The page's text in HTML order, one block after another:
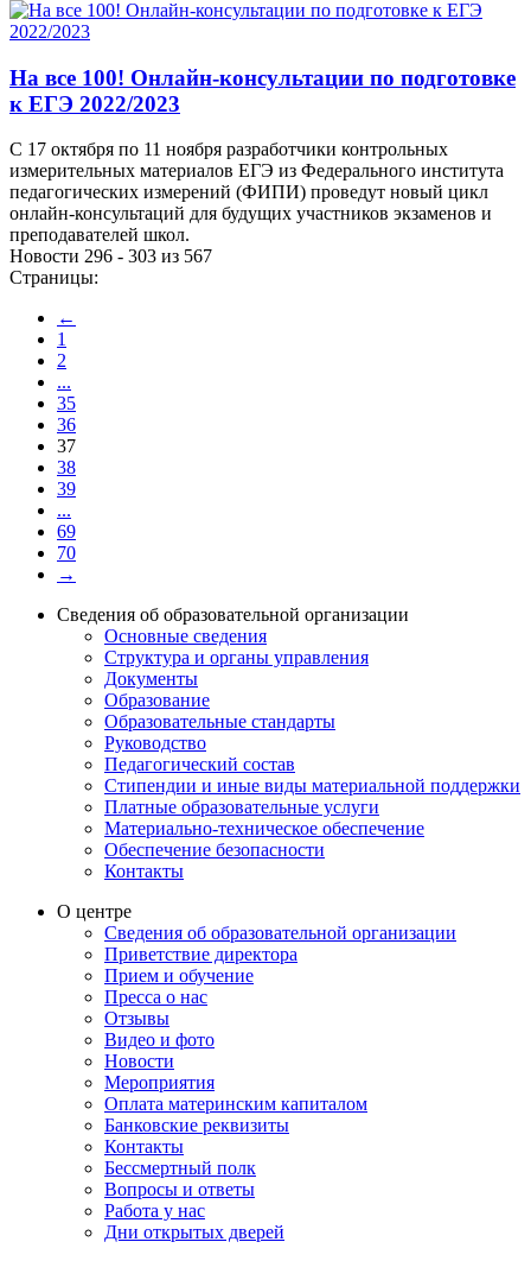
На все 100! Онлайн-консультации по подготовке
к ЕГЭ 2022/2023
С 17 октября по 11 ноября разработчики контрольных
измерительных материалов ЕГЭ из Федерального института
педагогических измерений (ФИПИ) проведут новый цикл
онлайн-консультаций для будущих участников экзаменов и
преподавателей школ.
Новости 296 - 303 из 567
Страницы:
←
1
2
...
35
36
37
38
39
...
69
70
→
Сведения об образовательной организации
Основные сведения
Структура и органы управления
Документы
Образование
Образовательные стандарты
Руководство
Педагогический состав
Стипендии и иные виды материальной поддержки
Платные образовательные услуги
Материально-техническое обеспечение
Обеспечение безопасности
Контакты
О центре
Сведения об образовательной организации
Приветствие директора
Прием и обучение
Пресса о нас
Отзывы
Видео и фото
Новости
Мероприятия
Оплата материнским капиталом
Банковские реквизиты
Контакты
Бессмертный полк
Вопросы и ответы
Работа у нас
Дни открытых дверей